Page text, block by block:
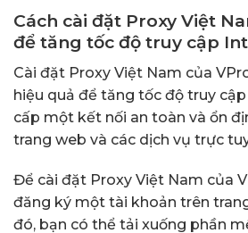
Cách cài đặt Proxy Việt
để tăng tốc độ truy cập
Cài đặt Proxy Việt Nam của
hiệu quả để tăng tốc độ truy
cấp một kết nối an toàn và ổn
trang web và các dịch vụ trực
Để cài đặt Proxy Việt Nam của
đăng ký một tài khoản trên
đó, bạn có thể tải xuống phần